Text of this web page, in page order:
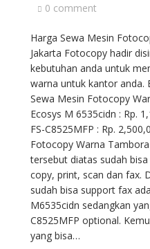
0 comment
Harga Sewa Mesin
Jakarta Fotocopy hadir
kebutuhan anda untuk
warna untuk kantor anda.
Sewa Mesin Fotocopy
Ecosys M 6535cidn : Rp.
FS-C8525MFP : Rp.
Fotocopy Warna
tersebut diatas sudah
copy, print, scan dan fax.
sudah bisa support fax
M6535cidn sedangkan
C8525MFP optional.
yang bisa…